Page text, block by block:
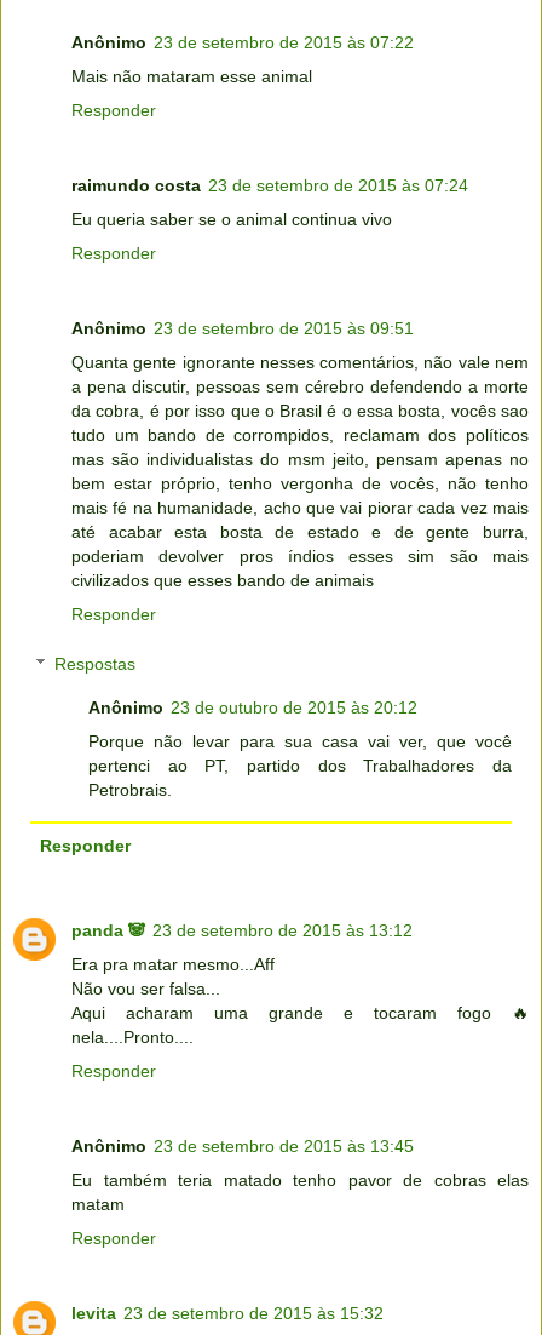
Anônimo 23 de setembro de 2015 às 07:22
Mais não mataram esse animal
Responder
raimundo costa 23 de setembro de 2015 às 07:24
Eu queria saber se o animal continua vivo
Responder
Anônimo 23 de setembro de 2015 às 09:51
Quanta gente ignorante nesses comentários, não vale nem
a pena discutir, pessoas sem cérebro defendendo a morte
da cobra, é por isso que o Brasil é o essa bosta, vocês sao
tudo um bando de corrompidos, reclamam dos políticos
mas são individualistas do msm jeito, pensam apenas no
bem estar próprio, tenho vergonha de vocês, não tenho
mais fé na humanidade, acho que vai piorar cada vez mais
até acabar esta bosta de estado e de gente burra,
poderiam devolver pros índios esses sim são mais
civilizados que esses bando de animais
Responder
Respostas
Anônimo 23 de outubro de 2015 às 20:12
Porque não levar para sua casa vai ver, que você
pertenci ao PT, partido dos Trabalhadores da
Petrobrais.
Responder
panda 🐼 23 de setembro de 2015 às 13:12
Era pra matar mesmo...Aff
Não vou ser falsa...
Aqui acharam uma grande e tocaram fogo 🔥
nela....Pronto....
Responder
Anônimo 23 de setembro de 2015 às 13:45
Eu também teria matado tenho pavor de cobras elas
matam
Responder
levita 23 de setembro de 2015 às 15:32